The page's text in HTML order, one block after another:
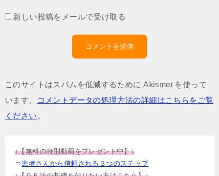
新しい投稿をメールで受け取る
このサイトはスパムを低減するために Akismet を使って
います。
コメントデータの処理方法の詳細はこちらをご覧
ください 。
↓【無料の特別動画をプレゼント中】↓
⇒患者さんから信頼される３つのステップ